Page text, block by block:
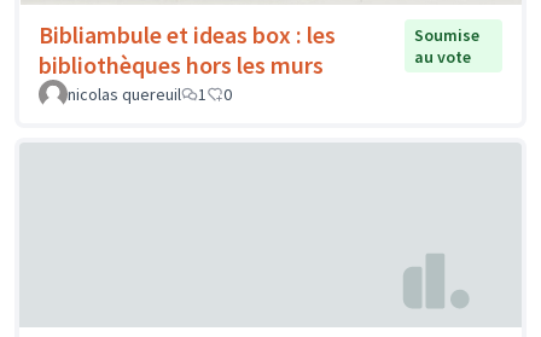
Bibliambule et ideas box : les
bibliothèques hors les murs
Soumise
au vote
nicolas quereuil
1 0